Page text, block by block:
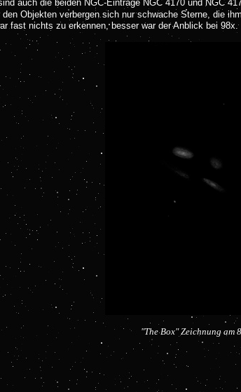
auch die beiden NGC-Einträge NGC 4170 und NGC
Objekten verbergen sich nur schwache Sterne, die
fast nichts zu erkennen, besser war der Anblick bei 98x.
"The Box" Zeichnung am